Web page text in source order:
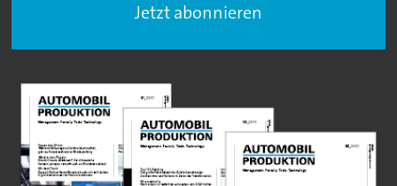
Jetzt abonnieren